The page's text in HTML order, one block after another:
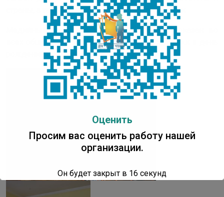
страны, а также с зарубежными государствами.
Медийный урок для школьников будет показан во
всех общеобразовательных школах республики в день
рождения Вячеслава Штырова – 23 мая.
Оценить
Просим вас оценить работу нашей
организации.
Он будет закрыт в 16 секунд